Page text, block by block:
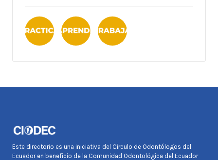
Este directorio es una iniciativa del Circulo de Odontólogos del
Ecuador en beneficio de la Comunidad Odontológica del Ecuador